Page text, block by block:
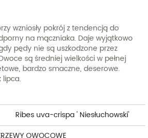
wzniosły pokrój z tendencją do
na mączniaka. Daje wyjątkowo
pędy nie są uszkodzone przez
są średniej wielkości w pełnej
bardzo smaczne, deserowe.
lipca.
Ribes uva-crispa ' Niesłuchowski'
OWOCOWE